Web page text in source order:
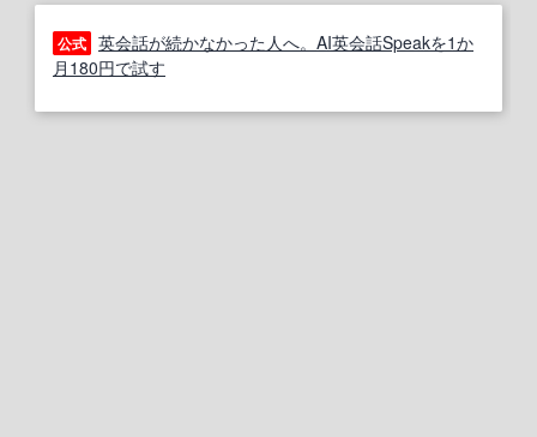
公式 英会話が続かなかった人へ。AI英会話Speakを1か
月180円で試す